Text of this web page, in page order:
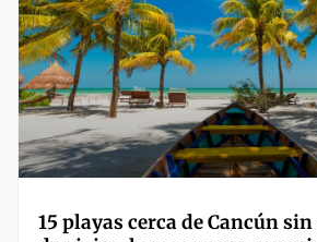
15 playas cerca de Cancún